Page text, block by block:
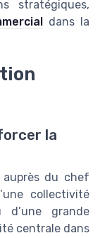
stratégiques,
dans la
la
du chef
collectivité
grande
centrale dans